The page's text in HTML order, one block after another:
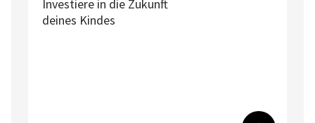
Investiere in die Zukunft
deines Kindes